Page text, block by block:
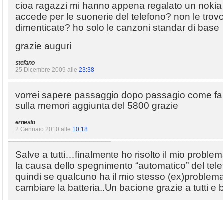
cioa ragazzi mi hanno appena regalato un
accede per le suonerie del telefono? non le
dimenticate? ho solo le canzoni standar di base
grazie auguri
stefano
25 Dicembre 2009 alle 23:38
vorrei sapere passaggio dopo passagio come
sulla memori aggiunta del 5800 grazie
ernesto
2 Gennaio 2010 alle 10:18
Salve a tutti…finalmente ho risolto il mio
la causa dello spegnimento “automatico” del
quindi se qualcuno ha il mio stesso
cambiare la batteria..Un bacione grazie a tutti e